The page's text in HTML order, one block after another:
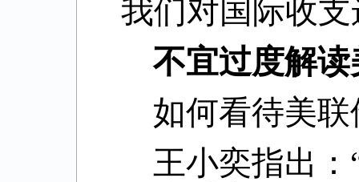
我们对国际收
不宜过度解
如何看待美
王小奕指出